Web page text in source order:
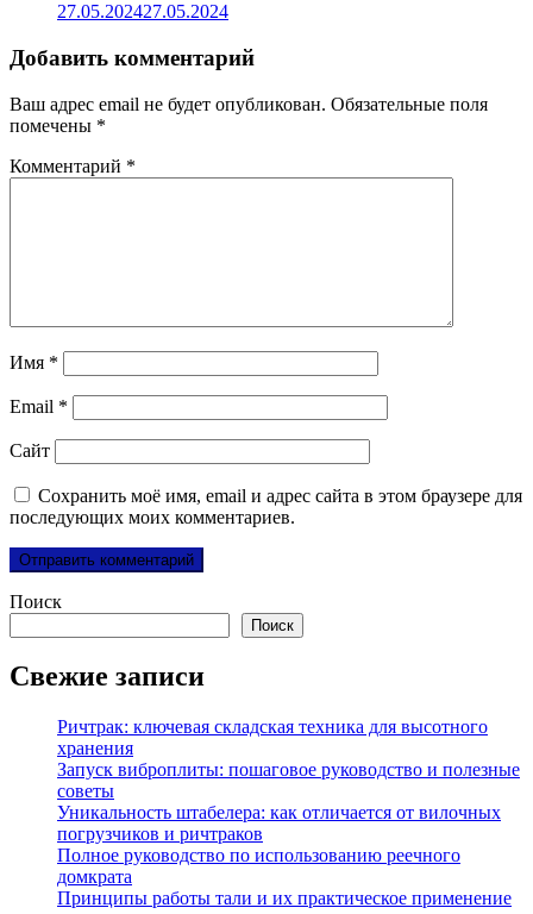
27.05.202427.05.2024
Добавить комментарий
Ваш адрес email не будет опубликован. Обязательные поля
помечены *
Комментарий *
Имя *
Email *
Сайт
Сохранить моё имя, email и адрес сайта в этом браузере для
последующих моих комментариев.
Поиск
Поиск
Свежие записи
Ричтрак: ключевая складская техника для высотного
хранения
Запуск виброплиты: пошаговое руководство и полезные
советы
Уникальность штабелера: как отличается от вилочных
погрузчиков и ричтраков
Полное руководство по использованию реечного
домкрата
Принципы работы тали и их практическое применение